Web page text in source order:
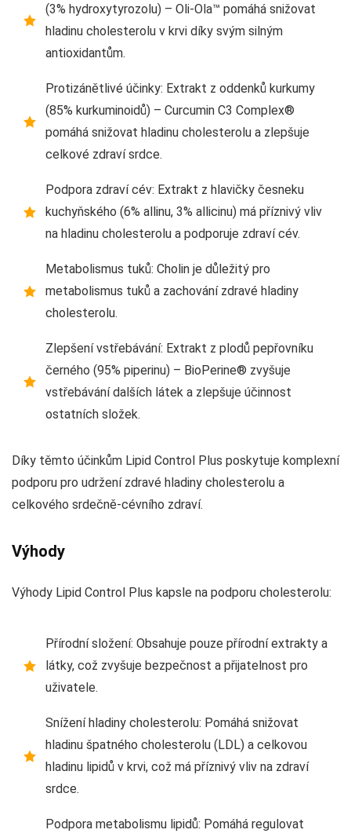
(3% hydroxytyrozolu) – Oli-Ola™ pomáhá snižovat
hladinu cholesterolu v krvi díky svým silným
antioxidantům.
Protizánětlivé účinky: Extrakt z oddenků kurkumy
(85% kurkuminoidů) – Curcumin C3 Complex®
pomáhá snižovat hladinu cholesterolu a zlepšuje
celkové zdraví srdce.
Podpora zdraví cév: Extrakt z hlavičky česneku
kuchyňského (6% allinu, 3% allicinu) má příznivý vliv
na hladinu cholesterolu a podporuje zdraví cév.
Metabolismus tuků: Cholin je důležitý pro
metabolismus tuků a zachování zdravé hladiny
cholesterolu.
Zlepšení vstřebávání: Extrakt z plodů pepřovníku
černého (95% piperinu) – BioPerine® zvyšuje
vstřebávání dalších látek a zlepšuje účinnost
ostatních složek.
Díky těmto účinkům Lipid Control Plus poskytuje komplexní
podporu pro udržení zdravé hladiny cholesterolu a
celkového srdečně-cévního zdraví.
Výhody
Výhody Lipid Control Plus kapsle na podporu cholesterolu:
Přírodní složení: Obsahuje pouze přírodní extrakty a
látky, což zvyšuje bezpečnost a přijatelnost pro
uživatele.
Snížení hladiny cholesterolu: Pomáhá snižovat
hladinu špatného cholesterolu (LDL) a celkovou
hladinu lipidů v krvi, což má příznivý vliv na zdraví
srdce.
Podpora metabolismu lipidů: Pomáhá regulovat